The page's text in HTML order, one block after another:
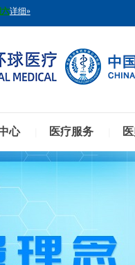
心 医疗服务